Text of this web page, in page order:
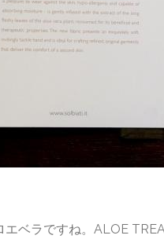
エベラですね。ALOE